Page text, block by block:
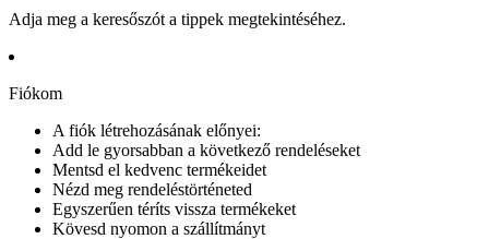
Adja meg a keresőszót a tippek megtekintéséhez.
Fiókom
A fiók létrehozásának előnyei:
Add le gyorsabban a következő rendeléseket
Mentsd el kedvenc termékeidet
Nézd meg rendeléstörténeted
Egyszerűen téríts vissza termékeket
Kövesd nyomon a szállítmányt